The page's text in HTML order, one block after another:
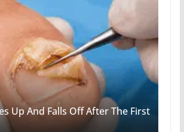
Up And Falls Off After The First